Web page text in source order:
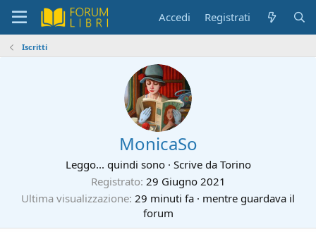
Accedi Registrati
Iscritti
MonicaSo
Leggo... quindi sono · Scrive da Torino
Registrato 29 Giugno 2021
Ultima visualizzazione 29 minuti fa · mentre guardava il
forum